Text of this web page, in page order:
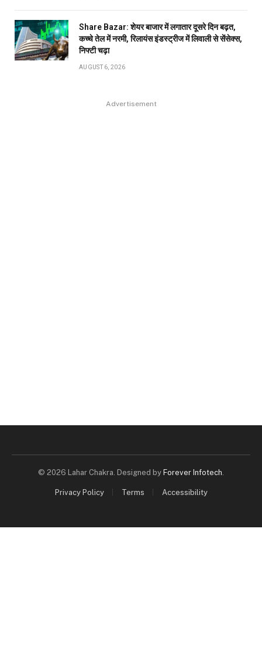
Share Bazar: शेयर बाजार में लगातार दूसरे दिन बढ़त,
कच्चे तेल में नरमी, रिलायंस इंडस्ट्रीज में लिवाली से सेंसेक्स,
निफ्टी चढ़ा
AUGUST 6, 2026
Advertisement
© 2026 Lahar Chakra. Designed by Forever Infotech
Privacy Policy Terms Accessibility